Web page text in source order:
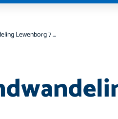
Avondwandeling Lewenborg 7 km